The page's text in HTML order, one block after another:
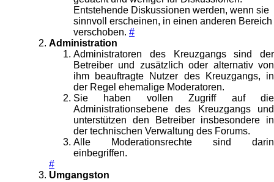
Entstehende Diskussionen werden, wenn sie
sinnvoll erscheinen, in einen anderen Bereich
verschoben. #
Administration
Administratoren des Kreuzgangs sind der
Betreiber und zusätzlich oder alternativ von
ihm beauftragte Nutzer des Kreuzgangs, in
der Regel ehemalige Moderatoren.
Sie haben vollen Zugriff auf die
Administrationsebene des Kreuzgangs und
unterstützen den Betreiber insbesondere in
der technischen Verwaltung des Forums.
Alle Moderationsrechte sind darin
einbegriffen.
#
Umgangston